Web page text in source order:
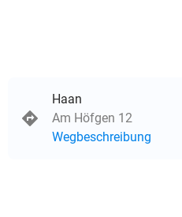
Haan
Am Höfgen 12
Wegbeschreibung